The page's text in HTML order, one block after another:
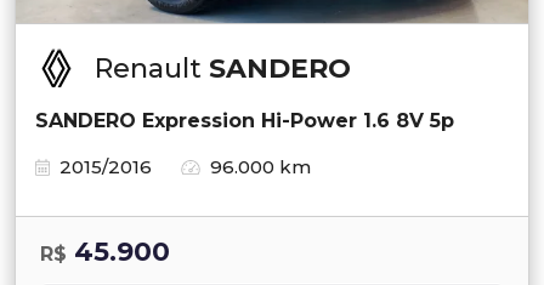
Renault SANDERO
SANDERO Expression Hi-Power 1.6 8V 5p
2015/2016
96.000 km
R$ 45.900